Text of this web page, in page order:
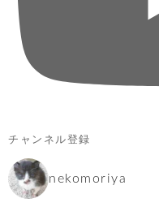
チャンネル登録
nekomoriya